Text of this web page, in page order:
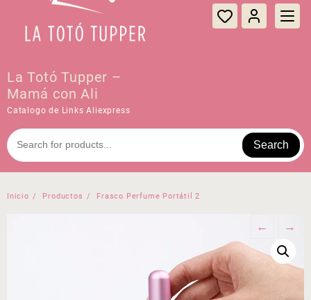
La Totó Tupper –
Mamá con Ali
Catalogo de Links Aliexpress
Search
Inicio Productos Frasco Perfume Portátil 2
← →